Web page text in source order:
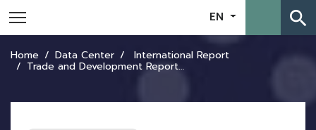
EN search
Home Data Center International Report
Trade and Development Report 2017